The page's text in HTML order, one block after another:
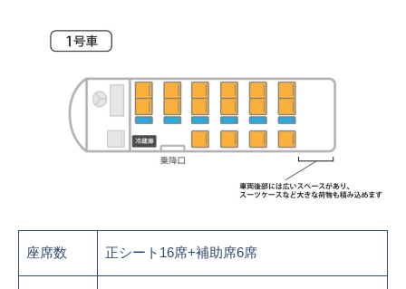
座席数 正シート16席+補助席6席